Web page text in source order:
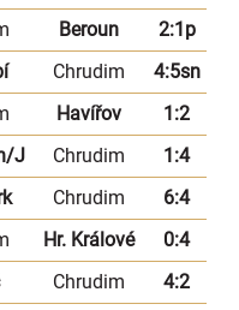
Beroun
2:1p
Chrudim
4:5sn
Havířov
1:2
J Chrudim
1:4
Chrudim
6:4
Hr. Králové
0:4
Chrudim
4:2